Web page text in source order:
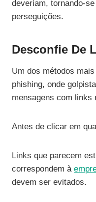
deveriam, tornando-
perseguições.
Desconfie De
Um dos métodos
phishing, onde
mensagens com links
Antes de clicar em
Links que parecem
correspondem à
devem ser evitados.